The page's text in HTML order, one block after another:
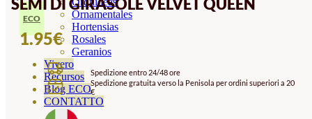
Ornamentales
Hortensias
Rosales
Geranios
Vivero
Recursos
Blog ECO
CONTATTO
ECO
1.95€
Spedizione entro 24/48 ore
Spedizione gratuita verso la Penisola per ordini superiori a 20
€